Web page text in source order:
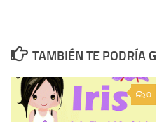
TAMBIÉN TE PODRÍA
0